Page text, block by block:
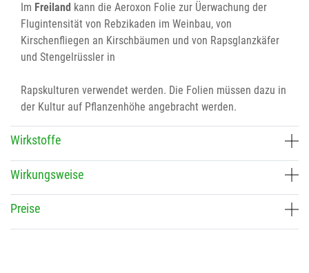
Im Freiland kann die Aeroxon Folie zur Üerwachung der
Flugintensität von Rebzikaden im Weinbau, von
Kirschenfliegen an Kirschbäumen und von Rapsglanzkäfer
und Stengelrüssler in
Rapskulturen verwendet werden. Die Folien müssen dazu in
der Kultur auf Pflanzenhöhe angebracht werden.
Wirkstoffe
Wirkungsweise
Preise